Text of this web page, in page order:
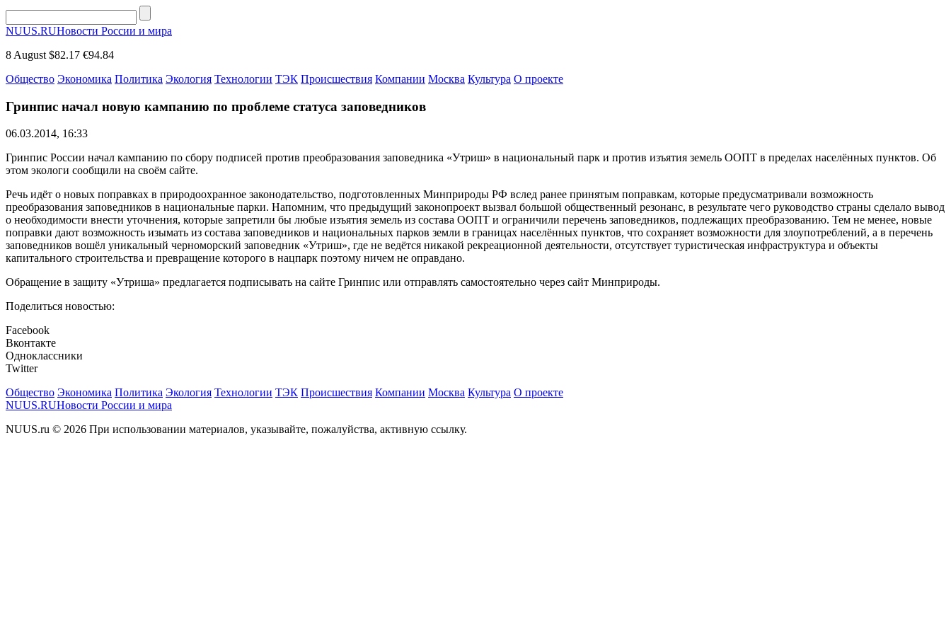
NUUS.RUНовости России и мира
8 August $82.17 €94.84
Общество Экономика Политика Экология Технологии ТЭК Происшествия Компании Москва Культура О проекте
Гринпис начал новую кампанию по проблеме статуса заповедников
06.03.2014, 16:33
Гринпис России начал кампанию по сбору подписей против преобразования заповедника «Утриш» в национальный парк и против изъятия земель ООПТ в пределах населённых пунктов. Об
этом экологи сообщили на своём сайте.
Речь идёт о новых поправках в природоохранное законодательство, подготовленных Минприроды РФ вслед ранее принятым поправкам, которые предусматривали возможность
преобразования заповедников в национальные парки. Напомним, что предыдущий законопроект вызвал большой общественный резонанс, в результате чего руководство страны сделало вывод
о необходимости внести уточнения, которые запретили бы любые изъятия земель из состава ООПТ и ограничили перечень заповедников, подлежащих преобразованию. Тем не менее, новые
поправки дают возможность изымать из состава заповедников и национальных парков земли в границах населённых пунктов, что сохраняет возможности для злоупотреблений, а в перечень
заповедников вошёл уникальный черноморский заповедник «Утриш», где не ведётся никакой рекреационной деятельности, отсутствует туристическая инфраструктура и объекты
капитального строительства и превращение которого в нацпарк поэтому ничем не оправдано.
Обращение в защиту «Утриша» предлагается подписывать на сайте Гринпис или отправлять самостоятельно через сайт Минприроды.
Поделиться новостью:
Facebook
Вконтакте
Одноклассники
Twitter
Общество Экономика Политика Экология Технологии ТЭК Происшествия Компании Москва Культура О проекте
NUUS.RUНовости России и мира
NUUS.ru © 2026 При использовании материалов, указывайте, пожалуйства, активную ссылку.